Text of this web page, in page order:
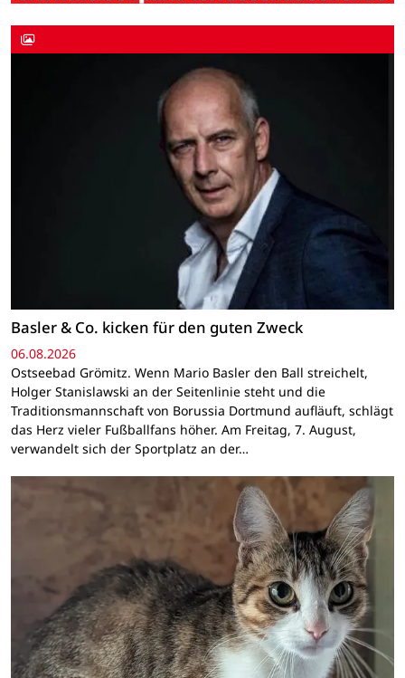
Basler & Co. kicken für den guten Zweck
06.08.2026
Ostseebad Grömitz. Wenn Mario Basler den Ball streichelt,
Holger Stanislawski an der Seitenlinie steht und die
Traditionsmannschaft von Borussia Dortmund aufläuft, schlägt
das Herz vieler Fußballfans höher. Am Freitag, 7. August,
verwandelt sich der Sportplatz an der…